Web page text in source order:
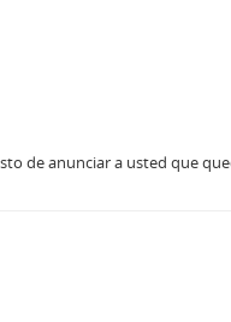
de anunciar a usted que